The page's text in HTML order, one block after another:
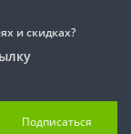
и скидках?
Подписаться